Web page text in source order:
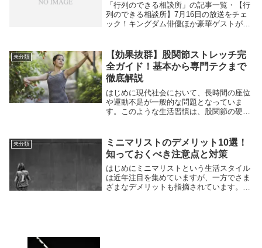
「行列のできる相談所」の記事一覧・【行
列のできる相談所】7月16日の放送をチェ
ック！キングダム俳優ほか豪華ゲストが目
は食べること？・二宮和也が特別MC！バ
スケワール...
未分類
【効果抜群】股関節ストレッチ完
全ガイド！基本から専門テクまで
徹底解説
はじめに現代社会において、長時間の座位
や運動不足が一般的な問題となっていま
す。このような生活習慣は、股関節の硬直
柔軟性を高め、健康的な毎日を過ごすため
のストレッチ方...
未分類
ミニマリストのデメリット10選！
知っておくべき注意点と対策
はじめにミニマリストという生活スタイル
は近年注目を集めていますが、一方でさま
ざまなデメリットも指摘されています。こ